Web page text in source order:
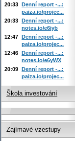
20:33 Denní report -...:
paiza.io/projec...
20:33 Denní report -...:
notes.io/e6iyb
12:47 Denní report -...:
paiza.io/projec...
12:46 Denní report -...:
notes.io/e6yWX
20:09 Denní report -...:
paiza.io/projec...
Škola investování
Zajímavé vzestupy